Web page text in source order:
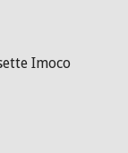
Imoco